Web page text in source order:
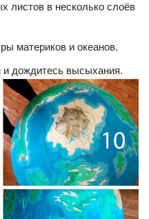
листов в несколько слоёв
материков и океанов.
и дождитесь высыхания.